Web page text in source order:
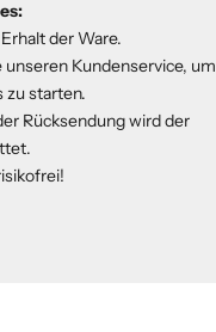
der Ware.
unseren Kundenservice, um
zu starten.
Rücksendung wird der
1
Element 2
Element 3